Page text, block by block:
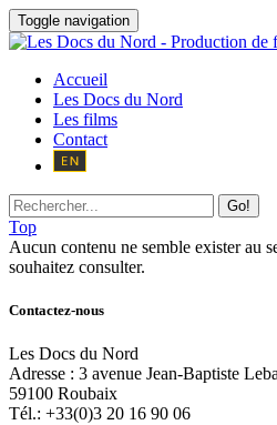
Toggle navigation
Accueil
Les Docs du Nord
Les films
Contact
Go!
Top
Aucun contenu ne semble exister au
souhaitez consulter.
Contactez-nous
Les Docs du Nord
Adresse : 3 avenue Jean-Baptiste
59100 Roubaix
Tél.: +33(0)3 20 16 90 06